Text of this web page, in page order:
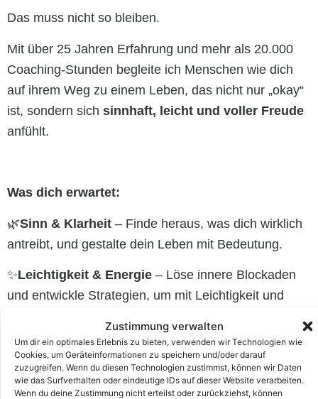
Zustimmung verwalten
Um dir ein optimales Erlebnis zu bieten, verwenden wir Technologien wie
Cookies, um Geräteinformationen zu speichern und/oder darauf
zuzugreifen. Wenn du diesen Technologien zustimmst, können wir Daten
wie das Surfverhalten oder eindeutige IDs auf dieser Website verarbeiten.
Wenn du deine Zustimmung nicht erteilst oder zurückziehst, können
Das muss nicht so bleiben.
Mit über 25 Jahren Erfahrung und mehr als 20.000
Coaching-Stunden begleite ich Menschen wie dich
auf ihrem Weg zu einem Leben, das nicht nur „okay“
ist, sondern sich sinnhaft, leicht und voller Freude
anfühlt.
Was dich erwartet:
🌿Sinn & Klarheit – Finde heraus, was dich wirklich
antreibt, und gestalte dein Leben mit Bedeutung.
✨Leichtigkeit & Energie – Löse innere Blockaden
und entwickle Strategien, um mit Leichtigkeit und
🕊Freiheit & Selbstbestimmung– Gewinne die
innere und äußere Freiheit, dein Leben nach deinen
eigenen Regeln zu gestalten.